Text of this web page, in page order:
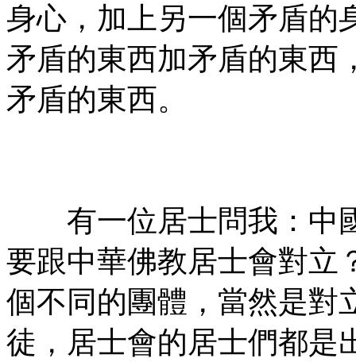
身心，加上另一個矛盾的
矛盾的東西加矛盾的東西
矛盾的東西。
有一位居士問我：中
要跟中華佛教居士會對立
個不同的團體，當然是對
徒，居士會的居士們都是